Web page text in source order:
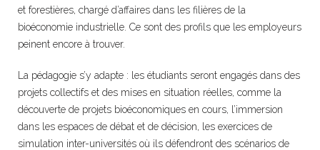
et forestières, chargé d’affaires dans les filières de la
bioéconomie industrielle. Ce sont des profils que les employeurs
peinent encore à trouver.
La pédagogie s’y adapte : les étudiants seront engagés dans des
projets collectifs et des mises en situation réelles, comme la
découverte de projets bioéconomiques en cours, l’immersion
dans les espaces de débat et de décision, les exercices de
simulation inter-universités où ils défendront des scénarios de